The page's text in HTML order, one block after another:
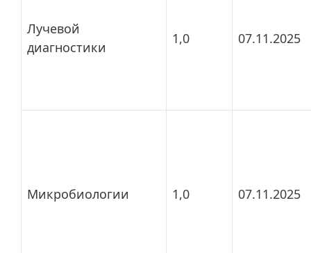
Лучевой
диагностики
1,0 07.11.2025
Микробиологии 1,0 07.11.2025